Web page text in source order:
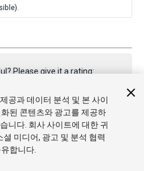
Please give it a rating:
공과 데이터 분석 및 본 사이
된 콘텐츠와 광고를 제공하
니다. 회사 사이트에 대한 귀
미디어, 광고 및 분석 협력
합니다.